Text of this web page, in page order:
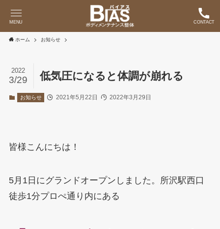
CONTACT
MENU
ホーム お知らせ
低気圧になると体調が崩れる
2022
3/29
お知らせ 2021年5月22日 2022年3月29日
皆様こんにちは！
5月1日にグランドオープンしました。所沢駅西口
徒歩1分プロぺ通り内にある